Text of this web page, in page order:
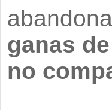
ganas
no